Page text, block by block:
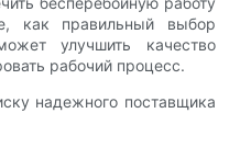
как правильный выбор
улучшить качество
рабочий процесс.
надежного поставщика